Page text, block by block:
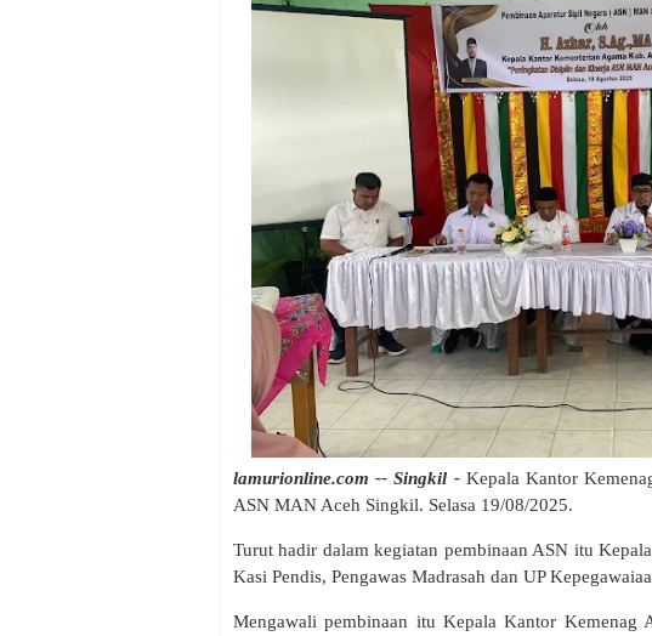
lamurionline.com -- Singkil - Kepala Kantor
ASN MAN Aceh Singkil. Selasa 19/08/2025.
Turut hadir dalam kegiatan pembinaan ASN itu
Kasi Pendis, Pengawas Madrasah dan UP
Mengawali pembinaan itu Kepala Kantor Kemenag